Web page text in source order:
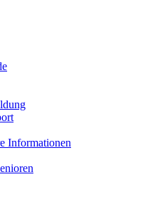
Informationen